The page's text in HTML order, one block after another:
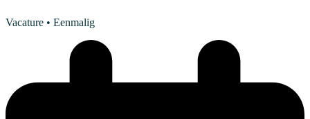
Vacature • Eenmalig